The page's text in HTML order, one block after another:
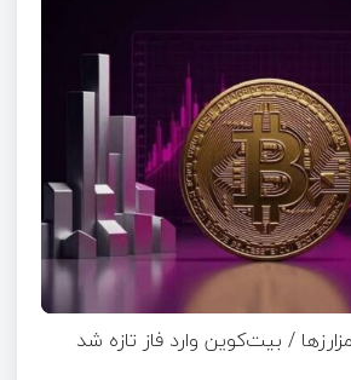
/ بیت‌کوین وارد فاز تازه شد